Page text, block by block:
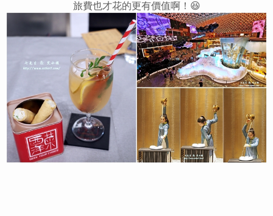
旅費也才花的更有價值啊！😆